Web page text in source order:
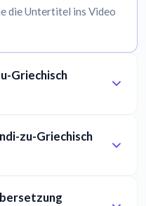
die Untertitel ins Video
Griechisch
zu-Griechisch